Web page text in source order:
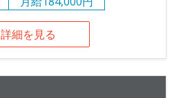
詳細を見る